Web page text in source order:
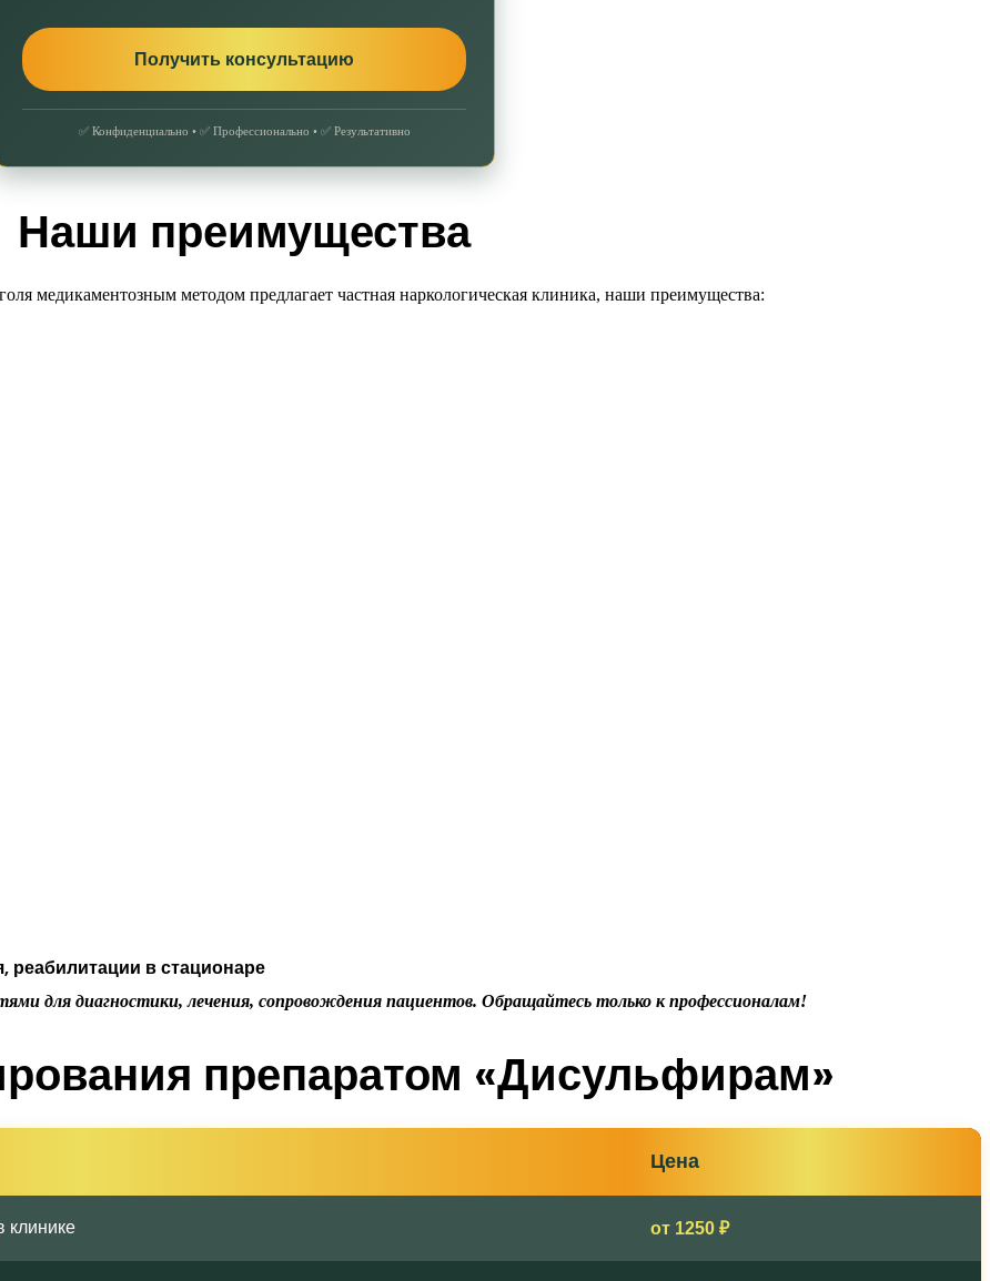
✅ Конфиденциально • ✅ Профессионально • ✅ Результативно
Наши преимущества
медикаментозным методом предлагает частная наркологическая клиника, наши преимущества:
реабилитации в стационаре
для диагностики, лечения, сопровождения пациентов. Обращайтесь только к профессионалам!
препаратом «Дисульфирам»
Цена
клинике от 1250 ₽